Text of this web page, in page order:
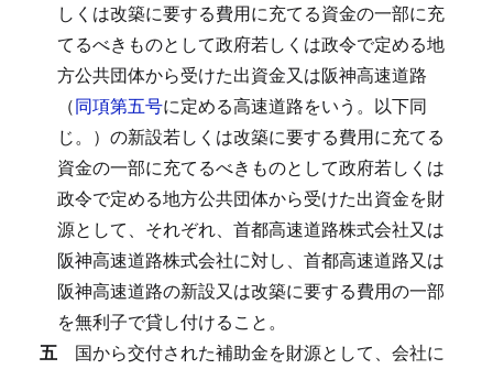
しくは改築に要する費用に充てる資金の一部に充
てるべきものとして政府若しくは政令で定める地
方公共団体から受けた出資金又は阪神高速道路
（同項第五号に定める高速道路をいう。以下同
じ。）の新設若しくは改築に要する費用に充てる
資金の一部に充てるべきものとして政府若しくは
政令で定める地方公共団体から受けた出資金を財
源として、それぞれ、首都高速道路株式会社又は
阪神高速道路株式会社に対し、首都高速道路又は
阪神高速道路の新設又は改築に要する費用の一部
を無利子で貸し付けること。
五 国から交付された補助金を財源として、会社に